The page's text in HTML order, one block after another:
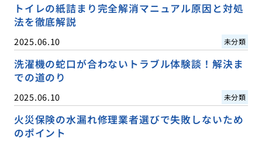
トイレの紙詰まり完全解消マニュアル原因と対処
法を徹底解説
2025.06.10 未分類
洗濯機の蛇口が合わないトラブル体験談！解決ま
での道のり
2025.06.10 未分類
火災保険の水漏れ修理業者選びで失敗しないため
のポイント